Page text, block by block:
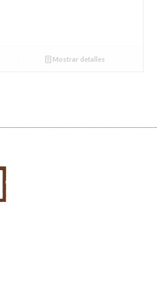
Mostrar detalles